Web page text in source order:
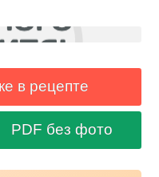
в рецепте
PDF без фото